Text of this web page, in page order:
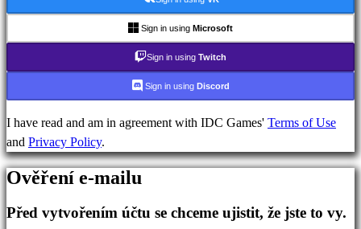
Podpora
Registrovat
Přihlásit
Zapomněli
Sign in using Microsoft
Sign in using Twitch
Sign in using Discord
I have read and am in agreement with IDC Games' Terms of Use
and Privacy Policy.
Ověření e-mailu
Před vytvořením účtu se chceme ujistit, že jste to vy.